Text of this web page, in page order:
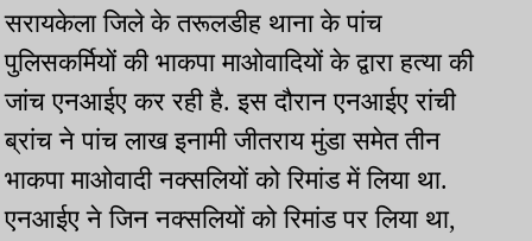
सरायकेला जिले के तरूलडीह थाना के पांच
पुलिसकर्मियों की भाकपा माओवादियों के द्वारा हत्या की
जांच एनआईए कर रही है. इस दौरान एनआईए रांची
ब्रांच ने पांच लाख इनामी जीतराय मुंडा समेत तीन
भाकपा माओवादी नक्सलियों को रिमांड में लिया था.
एनआईए ने जिन नक्सलियों को रिमांड पर लिया था,